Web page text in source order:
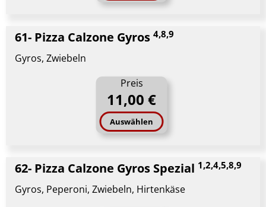
61- Pizza Calzone Gyros 4,8,9
Gyros, Zwiebeln
Preis
11,00 €
Auswählen
62- Pizza Calzone Gyros Spezial 1,2,4,5,8,9
Gyros, Peperoni, Zwiebeln, Hirtenkäse